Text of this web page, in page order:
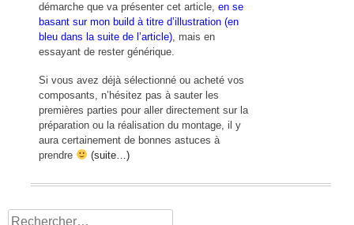
démarche que va présenter cet article, en se
basant sur mon build à titre d’illustration (en
bleu dans la suite de l’article), mais en
essayant de rester générique.
Si vous avez déjà sélectionné ou acheté vos
composants, n’hésitez pas à sauter les
premières parties pour aller directement sur la
préparation ou la réalisation du montage, il y
aura certainement de bonnes astuces à
prendre
(suite…)
Rechercher :